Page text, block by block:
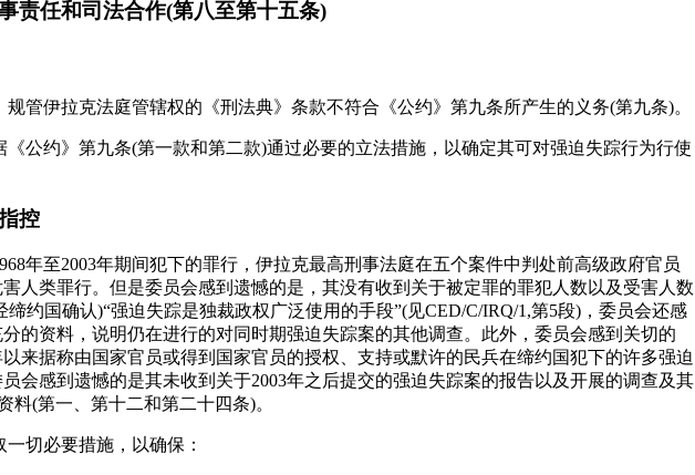
责任和司法合作(第八至第十五条)
规管伊拉克法庭管辖权的《刑法典》条款不符合《公约》第九条所产生的义务(第九条)。
《公约》第九条(第一款和第二款)通过必要的立法措施，以确定其可对强迫失踪行为行使
控
年至2003年期间犯下的罪行，伊拉克最高刑事法庭在五个案件中判处前高级政府官员
人类罪行。但是委员会感到遗憾的是，其没有收到关于被定罪的罪犯人数以及受害人数
约国确认)“强迫失踪是独裁政权广泛使用的手段”(见CED/C/IRQ/1,第5段)，委员会还感
的资料，说明仍在进行的对同时期强迫失踪案的其他调查。此外，委员会感到关切的
来据称由国家官员或得到国家官员的授权、支持或默许的民兵在缔约国犯下的许多强迫
会感到遗憾的是其未收到关于2003年之后提交的强迫失踪案的报告以及开展的调查及其
料(第一、第十二和第二十四条)。
切必要措施，以确保：